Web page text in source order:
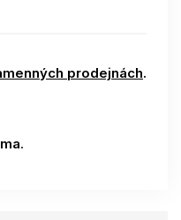
prodejnách.
.